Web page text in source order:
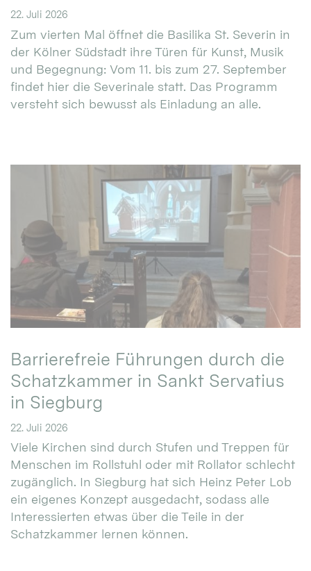
22. Juli 2026
Zum vierten Mal öffnet die Basilika St. Severin in
der Kölner Südstadt ihre Türen für Kunst, Musik
und Begegnung: Vom 11. bis zum 27. September
findet hier die Severinale statt. Das Programm
versteht sich bewusst als Einladung an alle.
Barrierefreie Führungen durch die
Schatzkammer in Sankt Servatius
in Siegburg
22. Juli 2026
Viele Kirchen sind durch Stufen und Treppen für
Menschen im Rollstuhl oder mit Rollator schlecht
zugänglich. In Siegburg hat sich Heinz Peter Lob
ein eigenes Konzept ausgedacht, sodass alle
Interessierten etwas über die Teile in der
Schatzkammer lernen können.